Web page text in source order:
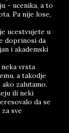
- ucenika, a to
Pa nije lose,
ucestvujete u
doprinosi da
i akademski
vrsta
a takodje
zalutamo.
ili neki
da se
sve